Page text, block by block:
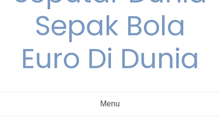
Sepak Bola
Euro Di Dunia
Menu